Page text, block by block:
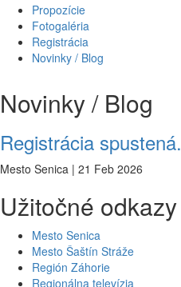
Propozície
Fotogaléria
Registrácia
Novinky / Blog
Novinky / Blog
Registrácia spustená.
Mesto Senica | 21 Feb 2026
Užitočné odkazy
Mesto Senica
Mesto Šaštín Stráže
Región Záhorie
Regionálna televízia